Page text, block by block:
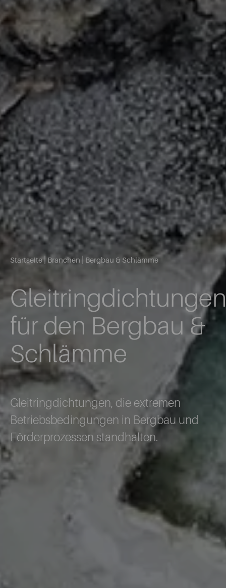
Startseite| Branchen Bergbau & Schlämme
Gleitringdichtungen
für den Bergbau &
Schlämme
Gleitringdichtungen, die extremen
Betriebsbedingungen in Bergbau und
Förderprozessen standhalten.